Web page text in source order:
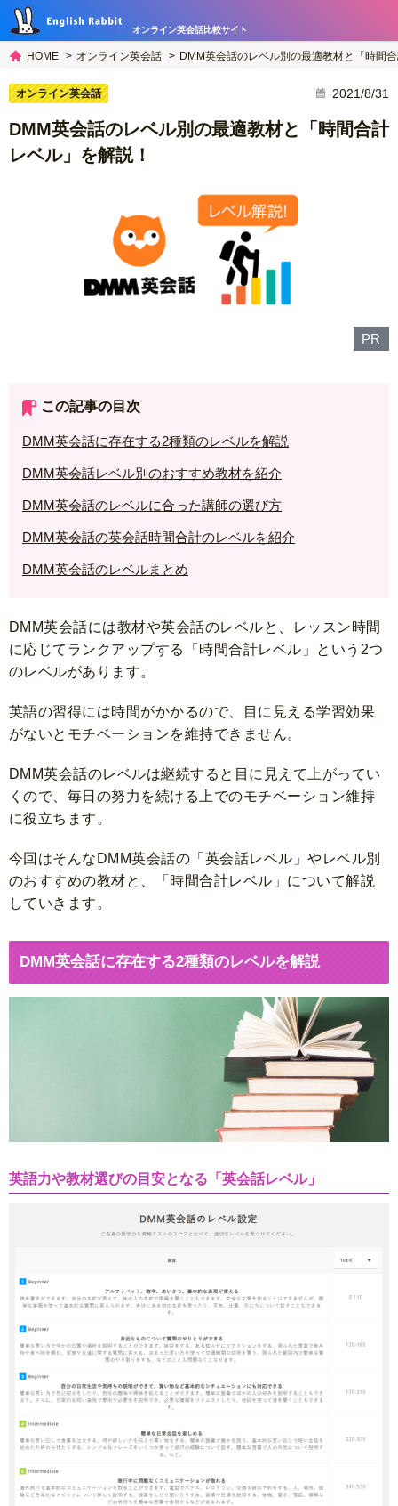
オンライン英会話比較サイト
HOME オンライン英会話 DMM英会話のレベル別の最適教材と「時間
オンライン英会話 2021/8/31
DMM英会話のレベル別の最適教材と「時間合計
レベル」を解説！
PR
この記事の目次
DMM英会話に存在する2種類のレベルを解説
DMM英会話レベル別のおすすめ教材を紹介
DMM英会話のレベルに合った講師の選び方
DMM英会話の英会話時間合計のレベルを紹介
DMM英会話のレベルまとめ
DMM英会話には教材や英会話のレベルと、レッスン時間
に応じてランクアップする「時間合計レベル」という2つ
のレベルがあります。
英語の習得には時間がかかるので、目に見える学習効果
がないとモチベーションを維持できません。
DMM英会話のレベルは継続すると目に見えて上がってい
くので、毎日の努力を続ける上でのモチベーション維持
に役立ちます。
今回はそんなDMM英会話の「英会話レベル」やレベル別
のおすすめの教材と、「時間合計レベル」について解説
していきます。
DMM英会話に存在する2種類のレベルを解説
英語力や教材選びの目安となる「英会話レベル」